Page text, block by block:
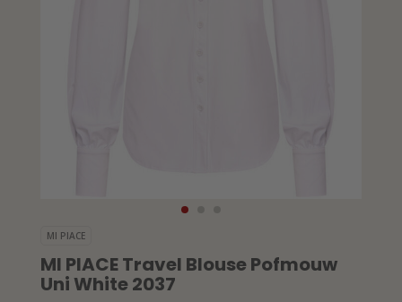
MI PIACE
MI PIACE Travel Blouse Pofmouw
Uni White 2037